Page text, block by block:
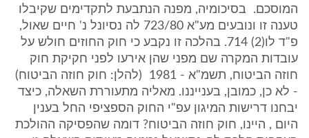
המוסכם. בסיכומיה, מפנה הנתבעת לתקדימים שקיבלו
טענה זו ונובעים מע"א 723/80 לה נסיונל נ' חיים שאול,
פ"ד לו(2) 714. בהלכה זו נקבע כי חוק החוזים חולש על
עובדות המקרה שם מפני שהן אירעו לפני חקיקת חוק
חוזה הביטוח, תשמ"א - 1981 (להלן: חוק חוזה הביטוח)
- לא כן, כמובן, בענייננו. מאליה מתעוררת השאלה, כיצד
יבחנו דרישות המיגון עפ"י החוק הספציפי החל בענין
היום , היינו, חוק חוזה הביטוח? דומה שהפסיקה ההולכת